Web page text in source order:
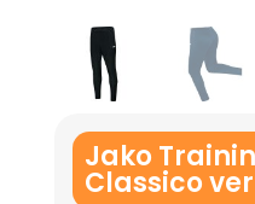
Jako
Classico